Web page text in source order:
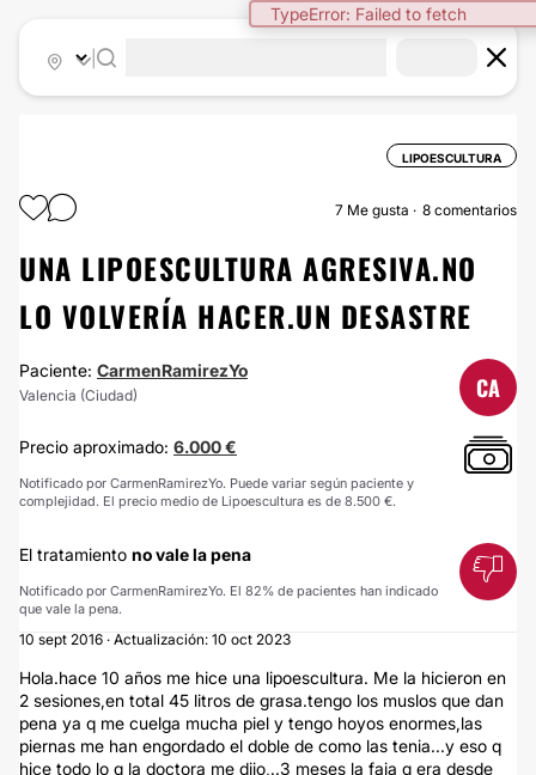
TypeError: Failed to fetch
LIPOESCULTURA
7 Me gusta 8 comentarios
UNA LIPOESCULTURA AGRESIVA.NO
LO VOLVERÍA HACER.UN DESASTRE
Paciente: CarmenRamirezYo
Valencia (Ciudad) CA
Precio aproximado: 6.000 €
Notificado por CarmenRamirezYo. Puede variar según paciente y
complejidad. El precio medio de Lipoescultura es de 8.500 €.
El tratamiento no vale la pena
Notificado por CarmenRamirezYo. El 82% de pacientes han indicado
que vale la pena.
10 sept 2016 · Actualización: 10 oct 2023
Hola.hace 10 años me hice una lipoescultura. Me la hicieron en
2 sesiones,en total 45 litros de grasa.tengo los muslos que dan
pena ya q me cuelga mucha piel y tengo hoyos enormes,las
piernas me han engordado el doble de como las tenia...y eso q
hice todo lo q la doctora me dijo,..3 meses la faja q era desde